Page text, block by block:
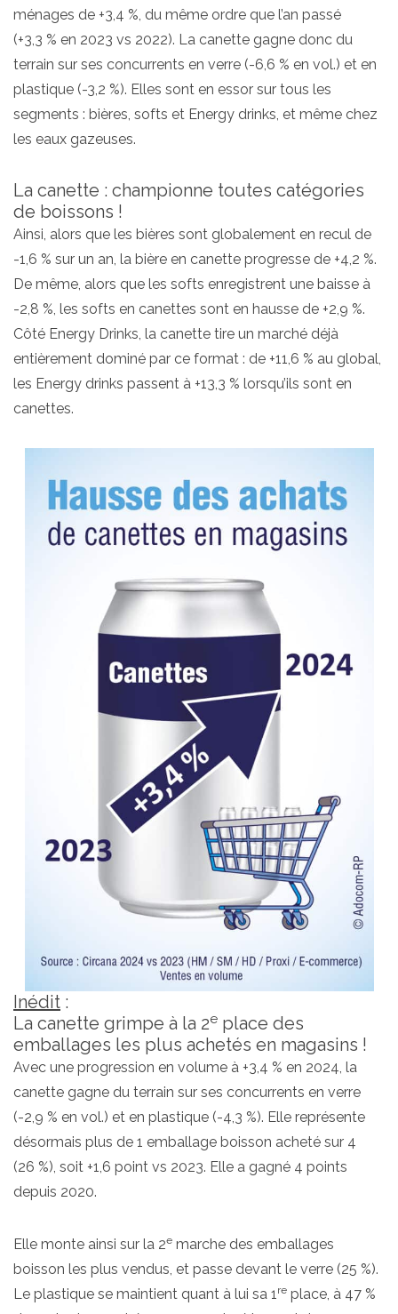
ménages de +3,4 %, du même ordre que l’an passé
(+3,3 % en 2023 vs 2022). La canette gagne donc du
terrain sur ses concurrents en verre (-6,6 % en vol.) et en
plastique (-3,2 %). Elles sont en essor sur tous les
segments : bières, softs et Energy drinks, et même chez
les eaux gazeuses.
La canette : championne toutes catégories
de boissons !
Ainsi, alors que les bières sont globalement en recul de
-1,6 % sur un an, la bière en canette progresse de +4,2 %.
De même, alors que les softs enregistrent une baisse à
-2,8 %, les softs en canettes sont en hausse de +2,9 %.
Côté Energy Drinks, la canette tire un marché déjà
entièrement dominé par ce format : de +11,6 % au global,
les Energy drinks passent à +13,3 % lorsqu’ils sont en
canettes.
Inédit :
La canette grimpe à la 2e place des
emballages les plus achetés en magasins !
Avec une progression en volume à +3,4 % en 2024, la
canette gagne du terrain sur ses concurrents en verre
(-2,9 % en vol.) et en plastique (-4,3 %). Elle représente
désormais plus de 1 emballage boisson acheté sur 4
(26 %), soit +1,6 point vs 2023. Elle a gagné 4 points
depuis 2020.
Elle monte ainsi sur la 2e marche des emballages
boisson les plus vendus, et passe devant le verre (25 %).
Le plastique se maintient quant à lui sa 1 re place, à 47 %